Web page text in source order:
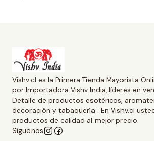
Vishv.cl es la Primera Tienda Mayorista
por Importadora Vishv India, líderes en
Detalle de productos esotéricos,
decoración y tabaquería . En Vishv.cl
productos de calidad al mejor precio.
Síguenos